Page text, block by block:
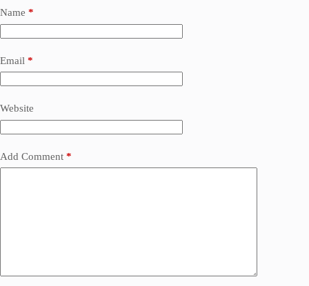
Name *
Email *
Website
Add Comment *